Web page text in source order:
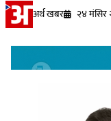
अर्थ खबर २४ मंसिर